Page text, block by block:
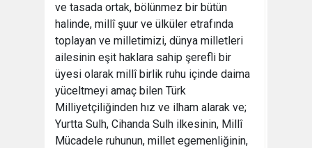
ve tasada ortak, bölünmez bir bütün
halinde, millî şuur ve ülküler etrafında
toplayan ve milletimizi, dünya milletleri
ailesinin eşit haklara sahip şerefli bir
üyesi olarak millî birlik ruhu içinde daima
yüceltmeyi amaç bilen Türk
Milliyetçiliğinden hız ve ilham alarak ve;
Yurtta Sulh, Cihanda Sulh ilkesinin, Millî
Mücadele ruhunun, millet egemenliğinin,